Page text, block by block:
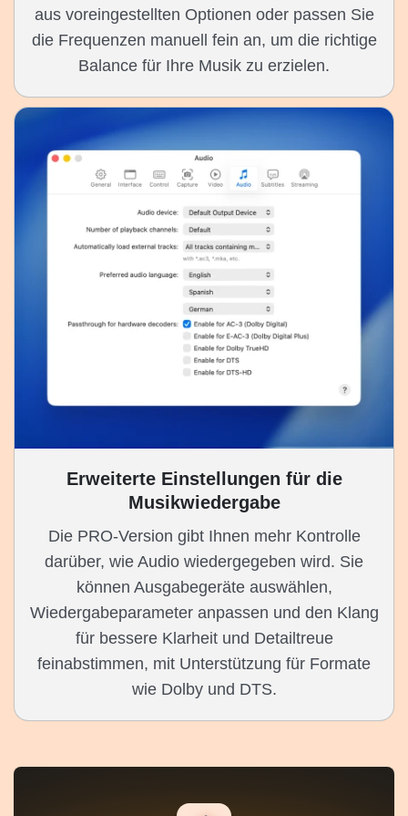
aus voreingestellten Optionen oder passen Sie
die Frequenzen manuell fein an, um die richtige
Balance für Ihre Musik zu erzielen.
Erweiterte Einstellungen für die
Musikwiedergabe
Die PRO-Version gibt Ihnen mehr Kontrolle
darüber, wie Audio wiedergegeben wird. Sie
können Ausgabegeräte auswählen,
Wiedergabeparameter anpassen und den Klang
für bessere Klarheit und Detailtreue
feinabstimmen, mit Unterstützung für Formate
wie Dolby und DTS.